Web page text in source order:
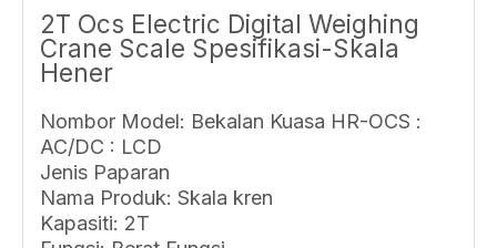
2T Ocs Electric Digital Weighing
Crane Scale Spesifikasi-Skala
Hener
Nombor Model: Bekalan Kuasa HR-OCS :
AC/DC : LCD
Jenis Paparan
Nama Produk: Skala kren
Kapasiti: 2T